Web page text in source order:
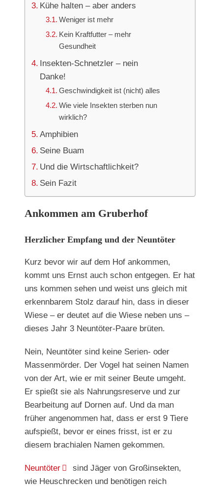
Kühe halten – aber anders
Weniger ist mehr
Kein Kraftfutter – mehr
Gesundheit
Insekten-Schnetzler – nein
Danke!
Geschwindigkeit ist (nicht) alles
Wie viele Insekten sterben nun
wirklich?
Amphibien
Seine Buam
Und die Wirtschaftlichkeit?
Sein Fazit
Ankommen am Gruberhof
Herzlicher Empfang und der Neuntöter
Kurz bevor wir auf dem Hof ankommen,
kommt uns Ernst auch schon entgegen. Er hat
uns kommen sehen und weist uns gleich mit
erkennbarem Stolz darauf hin, dass in dieser
Wiese – er deutet auf die Wiese neben uns –
dieses Jahr 3 Neuntöter-Paare brüten.
Nein, Neuntöter sind keine Serien- oder
Massenmörder. Der Vogel hat seinen Namen
von der Art, wie er mit seiner Beute umgeht.
Er spießt sie als Nahrungsreserve und zur
Bearbeitung auf Dornen auf. Und da man
früher angenommen hat, dass er erst 9 Tiere
aufspießt, bevor er eines frisst, ist er zu
diesem brachialen Namen gekommen.
Neuntöter
sind Jäger von Großinsekten,
wie Heuschrecken und benötigen reich